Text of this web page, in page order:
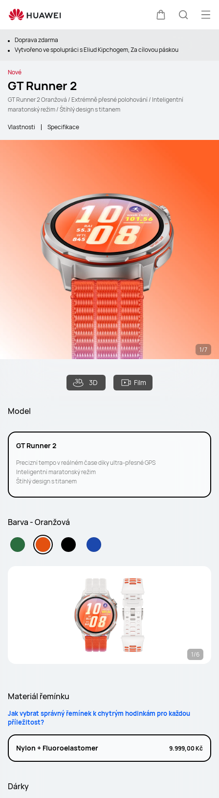
Doprava zdarma
Vytvořeno ve spolupráci s Eliud Kipchogem, Za cílovou páskou
Nové
GT Runner 2
GT Runner 2 Oranžová / Extrémně přesné polohování / Inteligentní
maratonský režim / Štíhlý design s titanem
Vlastnosti Specifikace
3D Film
1/7
Model
GT Runner 2
Precizní tempo v reálném čase díky ultra-přesné GPS
Inteligentní maratonský režim
Štíhlý design s titanem
Barva - Oranžová
1/6
Materiál řemínku
Jak vybrat správný řemínek k chytrým hodinkám pro každou
příležitost?
Nylon + Fluoroelastomer 9.999,00 Kč
Dárky